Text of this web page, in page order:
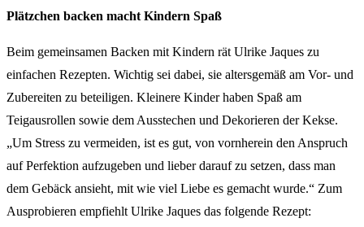
Plätzchen backen macht Kindern Spaß
Beim gemeinsamen Backen mit Kindern rät Ulrike Jaques zu
einfachen Rezepten. Wichtig sei dabei, sie altersgemäß am Vor- und
Zubereiten zu beteiligen. Kleinere Kinder haben Spaß am
Teigausrollen sowie dem Ausstechen und Dekorieren der Kekse.
„Um Stress zu vermeiden, ist es gut, von vornherein den Anspruch
auf Perfektion aufzugeben und lieber darauf zu setzen, dass man
dem Gebäck ansieht, mit wie viel Liebe es gemacht wurde.“ Zum
Ausprobieren empfiehlt Ulrike Jaques das folgende Rezept: